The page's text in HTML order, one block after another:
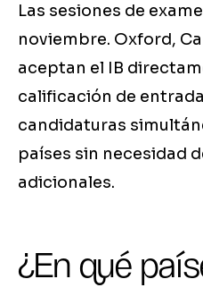
Las sesiones de
noviembre. Oxford,
aceptan el IB
calificación de
candidaturas
países sin necesidad
adicionales.
¿En qué